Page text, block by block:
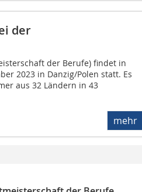
der
der Berufe) findet in
2023 in Danzig/Polen statt. Es
aus 32 Ländern in 43
mehr